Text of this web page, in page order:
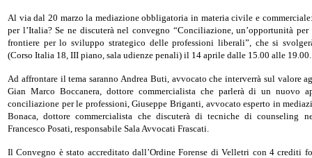
Al via dal 20 marzo la mediazione obbligatoria in materia civile e
per l’Italia? Se ne discuterà nel convegno “Conciliazione, un’opportunità per
frontiere per lo sviluppo strategico delle professioni liberali”, che si
(Corso Italia 18, III piano, sala udienze penali) il 14 aprile dalle 15.00 alle 19.00.
Ad affrontare il tema saranno Andrea Buti, avvocato che interverrà sul valore
Gian Marco Boccanera, dottore commercialista che parlerà di un nuovo
conciliazione per le professioni, Giuseppe Briganti, avvocato esperto in
Bonaca, dottore commercialista che discuterà di tecniche di counseling
Francesco Posati, responsabile Sala Avvocati Frascati.
Il Convegno è stato accreditato dall’Ordine Forense di Velletri con 4 crediti